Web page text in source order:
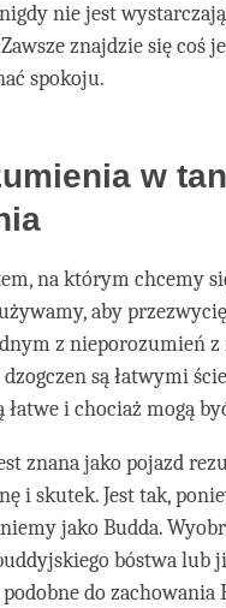
nie jest
znajdzie się coś
spokoju.
w
na którym chcemy
aby
z nieporozumień
są łatwymi
łatwe i chociaż mogą
znana jako pojazd
i skutek. Jest tak,
jako Budda.
bóstwa lub
do